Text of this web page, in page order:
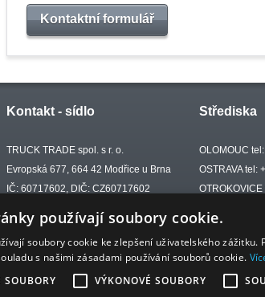
Kontaktní formulář
Kontakt - sídlo
TRUCK TRADE spol. s r. o.
Evropská 677, 664 42 Modřice u Brna
IČ: 60717602, DIČ: CZ60717602
e-mail:
trucktrade@trucktrade.cz
Střediska
OLOMOUC
OSTRAVA tel:
© 2026 TRUCK TRADE spol. s r. o.
používají soubory cookie.
soubory cookie ke zlepšení uživatelského
s našimi zásadami používání souborů cookie.
SOUBORY
VÝKONOVÉ SOUBORY